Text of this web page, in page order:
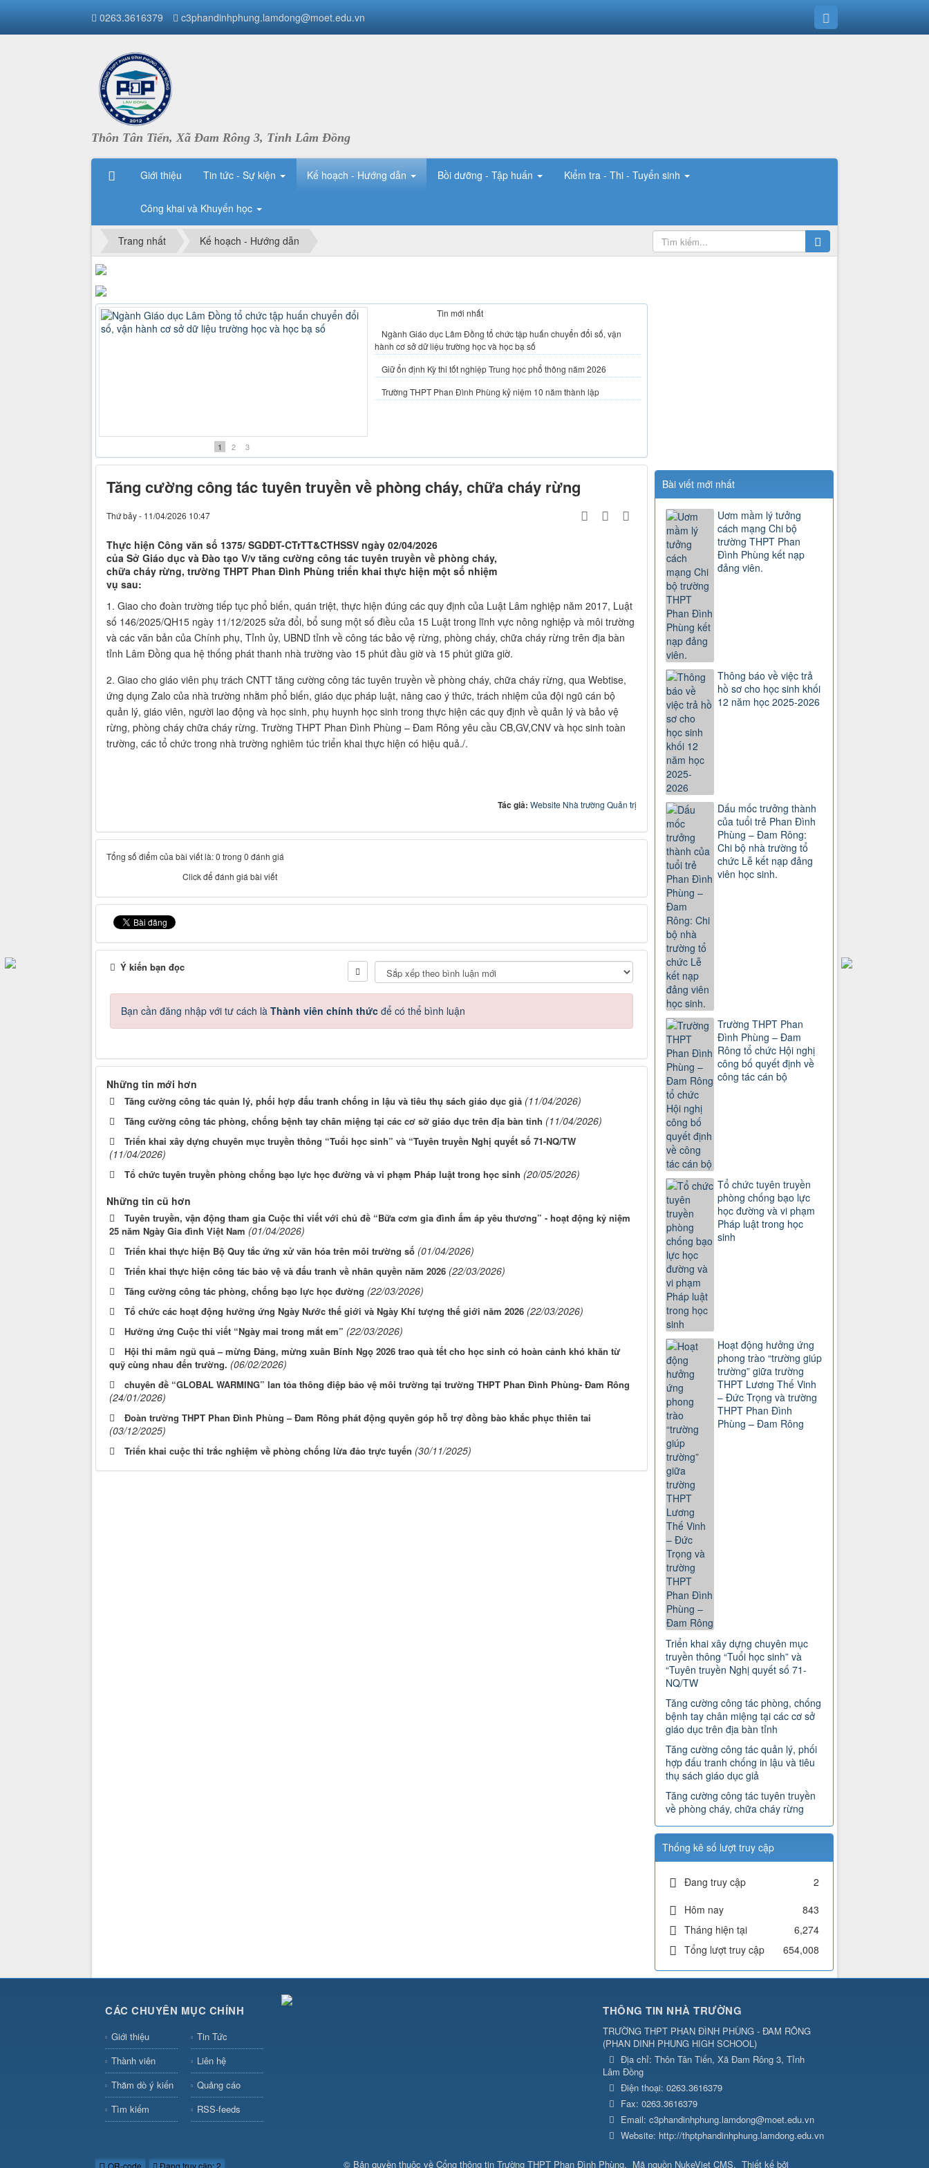
0263.3616379 c3phandinhphung.lamdong@moet.edu.vn
Thôn Tân Tiến, Xã Đam Rông 3, Tỉnh Lâm Đồng
Giới thiệu Tin tức - Sự kiện Kế hoạch - Hướng dẫn Bồi dưỡng - Tập huấn Kiểm tra - Thi - Tuyển sinh
Công khai và Khuyến học
Trang nhất Kế hoạch - Hướng dẫn
1 2 3
Tin mới nhất
Ngành Giáo dục Lâm Đồng tổ chức tập huấn chuyển đổi số, vận
hành cơ sở dữ liệu trường học và học bạ số
Giữ ổn định Kỳ thi tốt nghiệp Trung học phổ thông năm 2026
Trường THPT Phan Đình Phùng kỷ niệm 10 năm thành lập
Tăng cường công tác tuyên truyền về phòng cháy, chữa cháy rừng
Thứ bảy - 11/04/2026 10:47
Thực hiện Công văn số 1375/ SGDĐT-CTrTT&CTHSSV ngày 02/04/2026
của Sở Giáo dục và Đào tạo V/v tăng cường công tác tuyên truyền về phòng cháy,
chữa cháy rừng, trường THPT Phan Đình Phùng triển khai thực hiện một số nhiệm
vụ sau:
1. Giao cho đoàn trường tiếp tục phổ biến, quán triệt, thực hiện đúng các quy định của Luật Lâm nghiệp năm 2017, Luật
số 146/2025/QH15 ngày 11/12/2025 sửa đổi, bổ sung một số điều của 15 Luật trong lĩnh vực nông nghiệp và môi trường
và các văn bản của Chính phụ, Tỉnh ủy, UBND tỉnh về công tác bảo vệ rừng, phòng cháy, chữa cháy rừng trên địa bàn
tỉnh Lâm Đồng qua hệ thống phát thanh nhà trường vào 15 phút đầu giờ và 15 phút giữa giờ.
2. Giao cho giáo viên phụ trách CNTT tăng cường công tác tuyên truyền về phòng cháy, chữa cháy rừng, qua Webtise,
ứng dụng Zalo của nhà trường nhằm phổ biến, giáo dục pháp luật, nâng cao ý thức, trách nhiệm của đội ngũ cán bộ
quản lý, giáo viên, người lao động và học sinh, phụ huynh học sinh trong thực hiện các quy định về quản lý và bảo vệ
rừng, phòng cháy chữa cháy rừng. Trường THPT Phan Đình Phùng – Đam Rông yêu cầu CB,GV,CNV và học sinh toàn
trường, các tổ chức trong nhà trường nghiêm túc triển khai thực hiện có hiệu quả./.
Tác giả: Website Nhà trường Quản trị
Tổng số điểm của bài viết là: 0 trong 0 đánh giá
Click để đánh giá bài viết
Ý kiến bạn đọc
Bạn cần đăng nhập với tư cách là Thành viên chính thức để có thể bình luận
Những tin mới hơn
Tăng cường công tác quản lý, phối hợp đấu tranh chống in lậu và tiêu thụ sách giáo dục giả (11/04/2026)
Tăng cường công tác phòng, chống bệnh tay chân miệng tại các cơ sở giáo dục trên địa bàn tỉnh (11/04/2026)
Triển khai xây dựng chuyên mục truyền thông “Tuổi học sinh” và “Tuyên truyền Nghị quyết số 71-NQ/TW
(11/04/2026)
Tổ chức tuyên truyền phòng chống bạo lực học đường và vi phạm Pháp luật trong học sinh (20/05/2026)
Những tin cũ hơn
Tuyên truyền, vận động tham gia Cuộc thi viết với chủ đề “Bữa cơm gia đình ấm áp yêu thương” - hoạt động kỷ niệm
25 năm Ngày Gia đình Việt Nam (01/04/2026)
Triển khai thực hiện Bộ Quy tắc ứng xử văn hóa trên môi trường số (01/04/2026)
Triển khai thực hiện công tác bảo vệ và đấu tranh về nhân quyền năm 2026 (22/03/2026)
Tăng cường công tác phòng, chống bạo lực học đường (22/03/2026)
Tổ chức các hoạt động hưởng ứng Ngày Nước thế giới và Ngày Khí tượng thế giới năm 2026 (22/03/2026)
Hưởng ứng Cuộc thi viết “Ngày mai trong mắt em” (22/03/2026)
Hội thi mâm ngũ quả – mừng Đảng, mừng xuân Bính Ngọ 2026 trao quà tết cho học sinh có hoàn cảnh khó khăn từ
quỹ cùng nhau đến trường. (06/02/2026)
chuyên đề “GLOBAL WARMING” lan tỏa thông điệp bảo vệ môi trường tại trường THPT Phan Đình Phùng- Đam Rông
(24/01/2026)
Đoàn trường THPT Phan Đình Phùng – Đam Rông phát động quyên góp hỗ trợ đồng bào khắc phục thiên tai
(03/12/2025)
Triển khai cuộc thi trắc nghiệm về phòng chống lừa đảo trực tuyến (30/11/2025)
Bài viết mới nhất
Uơm mầm lý tưởng
cách mạng Chi bộ
trường THPT Phan
Đình Phùng kết nạp
đảng viên.
Thông báo về việc trả
hồ sơ cho học sinh khối
12 năm học 2025-2026
Dấu mốc trưởng thành
của tuổi trẻ Phan Đình
Phùng – Đam Rông:
Chi bộ nhà trường tổ
chức Lễ kết nạp đảng
viên học sinh.
Trường THPT Phan
Đình Phùng – Đam
Rông tổ chức Hội nghị
công bố quyết định về
công tác cán bộ
Tổ chức tuyên truyền
phòng chống bạo lực
học đường và vi phạm
Pháp luật trong học
sinh
Hoạt động hưởng ứng
phong trào “trường giúp
trường” giữa trường
THPT Lương Thế Vinh
– Đức Trọng và trường
THPT Phan Đình
Phùng – Đam Rông
Triển khai xây dựng chuyên mục
truyền thông “Tuổi học sinh” và
“Tuyên truyền Nghị quyết số 71-
NQ/TW
Tăng cường công tác phòng, chống
bệnh tay chân miệng tại các cơ sở
giáo dục trên địa bàn tỉnh
Tăng cường công tác quản lý, phối
hợp đấu tranh chống in lậu và tiêu
thụ sách giáo dục giả
Tăng cường công tác tuyên truyền
về phòng cháy, chữa cháy rừng
Thống kê số lượt truy cập
Đang truy cập
2
Hôm nay
843
Tháng hiện tại
6,274
Tổng lượt truy cập
654,008
CÁC CHUYÊN MỤC CHÍNH
Giới thiệu
Tin Tức
Thành viên
Liên hệ
Thăm dò ý kiến
Quảng cáo
Tìm kiếm
RSS-feeds
THÔNG TIN NHÀ TRƯỜNG
TRƯỜNG THPT PHAN ĐÌNH PHÙNG - ĐAM RÔNG
(PHAN DINH PHUNG HIGH SCHOOL)
Địa chỉ: Thôn Tân Tiến, Xã Đam Rông 3, Tỉnh
Lâm Đồng
Điện thoại: 0263.3616379
Fax: 0263.3616379
Email: c3phandinhphung.lamdong@moet.edu.vn
Website: http://thptphandinhphung.lamdong.edu.vn
© Bản quyền thuộc về Cổng thông tin Trường THPT Phan Đình Phùng. Mã nguồn NukeViet CMS. Thiết kế bởi